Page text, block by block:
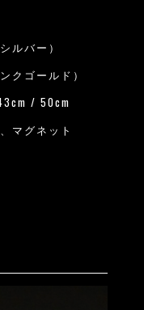
ルバー）
クゴールド）
/ 50cm
マグネット